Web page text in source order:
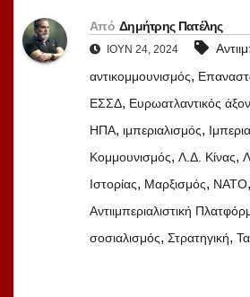
Από Δημήτρης Πατέλης
ΙΟΎΝ 24, 2024
αντικομμουνισμός,
ΕΣΣΔ, Ευρωατλαντικός
ΗΠΑ, ιμπεριαλισμός,
Κομμουνισμός, Λ.Δ. Κίνας,
Ιστορίας, Μαρξισμός, ΝΑΤΟ,
Αντιιμπεριαλιστική
σοσιαλισμός, Στρατηγική,